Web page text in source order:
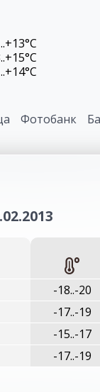
Фотобанк
-18..-20
-17..-19
-15..-17
-17..-19